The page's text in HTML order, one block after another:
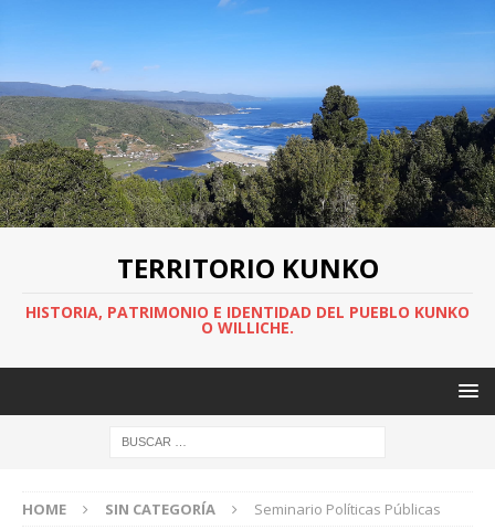
TERRITORIO KUNKO
HISTORIA, PATRIMONIO E IDENTIDAD DEL PUEBLO KUNKO
O WILLICHE.
HOME SIN CATEGORÍA Seminario Políticas Públicas